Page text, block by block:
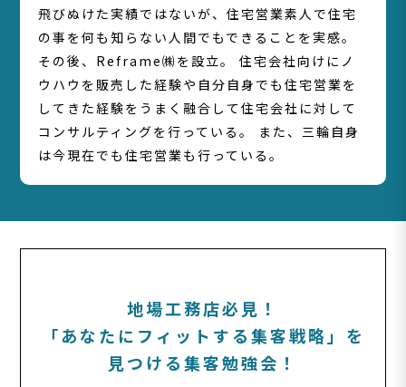
飛びぬけた実績ではないが、住宅営業素人で住宅
の事を何も知らない人間でもできることを実感。
その後、Reframe㈱を設立。 住宅会社向けにノ
ウハウを販売した経験や自分自身でも住宅営業を
してきた経験をうまく融合して住宅会社に対して
コンサルティングを行っている。 また、三輪自身
は今現在でも住宅営業も行っている。
地場工務店必見！
「あなたにフィットする集客戦略」を
見つける集客勉強会！